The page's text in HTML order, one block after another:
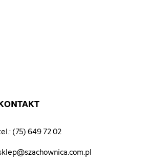
(75) 649 72 02